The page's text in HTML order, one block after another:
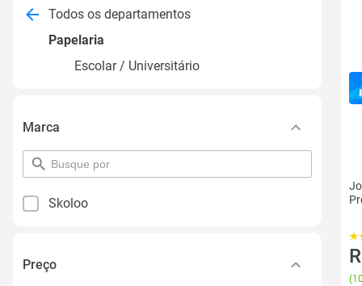
Todos os departamentos
Papelaria
Escolar / Universitário
Marca
pesquisar
por
Skoloo
Preço
(